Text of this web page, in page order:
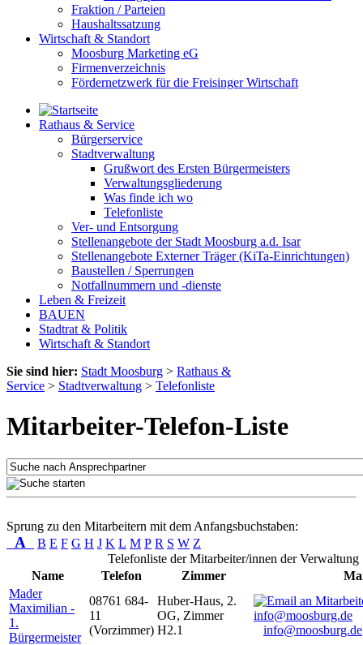
Fraktion / Parteien
Haushaltssatzung
Wirtschaft & Standort
Moosburg Marketing eG
Firmenverzeichnis
Fördernetzwerk für die Freisinger Wirtschaft
Rathaus & Service
Bürgerservice
Stadtverwaltung
Grußwort des Ersten Bürgermeisters
Verwaltungsgliederung
Was finde ich wo
Telefonliste
Ver- und Entsorgung
Stellenangebote der Stadt Moosburg a.d. Isar
Stellenangebote Externer Träger (KiTa-Einrichtungen)
Baustellen / Sperrungen
Notfallnummern und -dienste
Leben & Freizeit
BAUEN
Stadtrat & Politik
Wirtschaft & Standort
Sie sind hier: Stadt Moosburg > Rathaus &
Service > Stadtverwaltung > Telefonliste
Mitarbeiter-Telefon-Liste
Sprung zu den Mitarbeitern mit dem Anfangsbuchstaben:
A B E F G H J K L M P R S W Z
Telefonliste der Mitarbeiter/innen der Verwaltung
Name
Telefon Zimmer
Mader
Maximilian -
1.
Bürgermeister
08761 684-
11
(Vorzimmer)
Huber-Haus, 2.
OG, Zimmer
H2.1
info@moosburg.de